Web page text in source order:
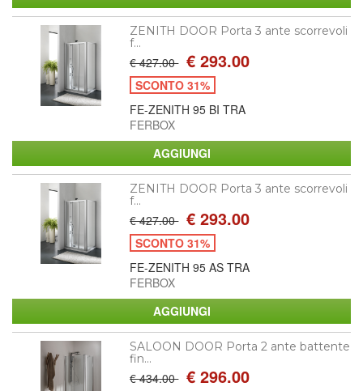
ZENITH DOOR Porta 3 ante scorrevoli
f...
€ 427.00 € 293.00
SCONTO 31%
FE-ZENITH 95 BI TRA
FERBOX
ZENITH DOOR Porta 3 ante scorrevoli
f...
€ 427.00 € 293.00
SCONTO 31%
FE-ZENITH 95 AS TRA
FERBOX
SALOON DOOR Porta 2 ante battente
fin...
€ 434.00 € 296.00